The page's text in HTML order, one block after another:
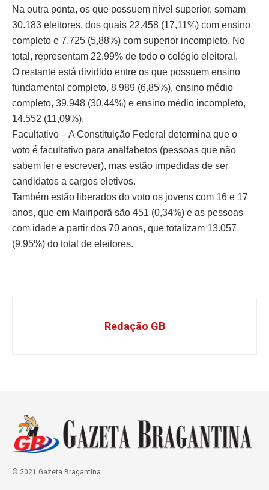
Na outra ponta, os que possuem nível superior, somam
30.183 eleitores, dos quais 22.458 (17,11%) com ensino
completo e 7.725 (5,88%) com superior incompleto. No
total, representam 22,99% de todo o colégio eleitoral.
O restante está dividido entre os que possuem ensino
fundamental completo, 8.989 (6,85%), ensino médio
completo, 39.948 (30,44%) e ensino médio incompleto,
14.552 (11,09%).
Facultativo – A Constituição Federal determina que o
voto é facultativo para analfabetos (pessoas que não
sabem ler e escrever), mas estão impedidas de ser
candidatos a cargos eletivos.
Também estão liberados do voto os jovens com 16 e 17
anos, que em Mairiporã são 451 (0,34%) e as pessoas
com idade a partir dos 70 anos, que totalizam 13.057
(9,95%) do total de eleitores.
Redação GB
© 2021 Gazeta Bragantina